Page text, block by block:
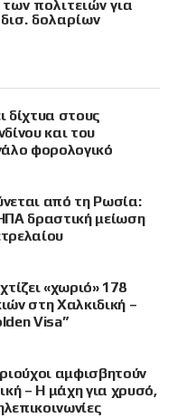
πολιτειών για
δολαρίων
δίχτυα στους
και του
φορολογικό
από τη Ρωσία:
δραστική μείωση
«χωριό» 178
στη Χαλκιδική –
Visa”
αμφισβητούν
– Η μάχη για χρυσό,